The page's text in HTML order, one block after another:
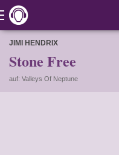
JIMI HENDRIX
Stone Free
auf: Valleys Of Neptune